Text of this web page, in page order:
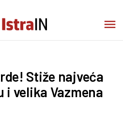
Stiže najveća
i velika Vazmena